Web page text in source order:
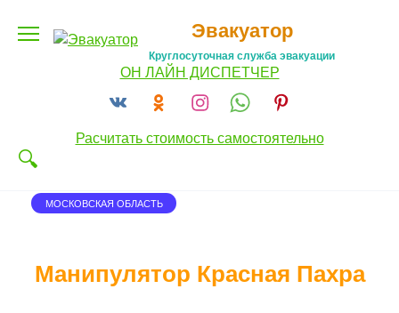
Эвакуатор
Круглосуточная служба эвакуации
ОН ЛАЙН ДИСПЕТЧЕР
Расчитать стоимость самостоятельно
МОСКОВСКАЯ ОБЛАСТЬ
Манипулятор Красная Пахра